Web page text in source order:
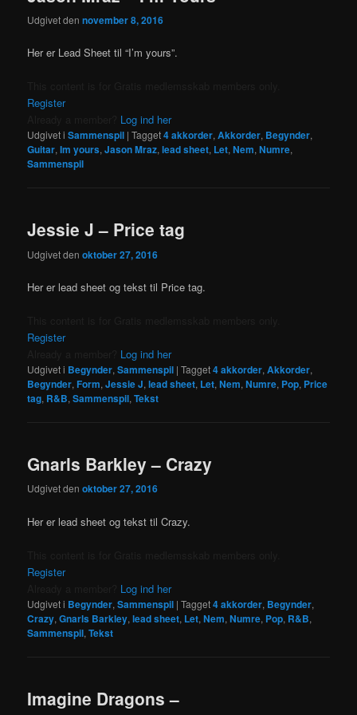
Udgivet dennovember 8, 2016
Her er Lead Sheet til “I’m yours”.
Register
Log ind her
Udgivet i Sammenspil |Tagget4 akkorder,Akkorder, Begynder,
Guitar,Im yours,Jason Mraz,lead sheet, Let,Nem,Numre,
Sammenspil
Jessie J – Price tag
Udgivet denoktober 27, 2016
Her er lead sheet og tekst til Price tag.
Register
Log ind her
Udgivet i Begynder,Sammenspil |Tagget4 akkorder,Akkorder,
Begynder,Form,Jessie J,lead sheet, Let,Nem,Numre, Pop, Price
tag, R&B,Sammenspil,Tekst
Gnarls Barkley – Crazy
Udgivet denoktober 27, 2016
Her er lead sheet og tekst til Crazy.
Register
Log ind her
Udgivet i Begynder,Sammenspil |Tagget4 akkorder, Begynder,
Crazy,Gnarls Barkley,lead sheet, Let,Nem,Numre, Pop, R&B,
Sammenspil,Tekst
Imagine Dragons –